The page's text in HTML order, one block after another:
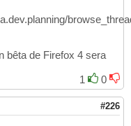
bêta de Firefox 4 sera
1
0
#226